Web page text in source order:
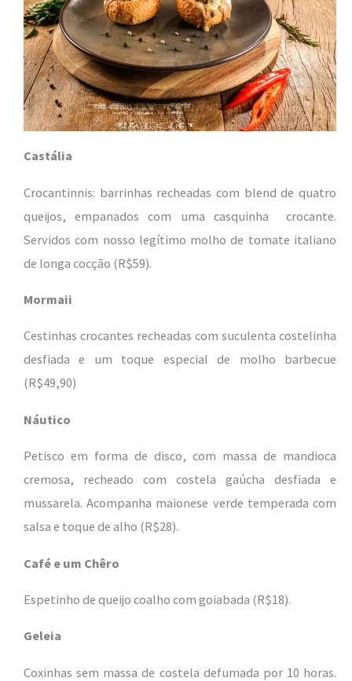
Castália
Crocantinnis: barrinhas recheadas com blend de quatro
queijos, empanados com uma casquinha crocante.
Servidos com nosso legítimo molho de tomate italiano
de longa cocção (R$59).
Mormaii
Cestinhas crocantes recheadas com suculenta costelinha
desfiada e um toque especial de molho barbecue
(R$49,90)
Náutico
Petisco em forma de disco, com massa de mandioca
cremosa, recheado com costela gaúcha desfiada e
mussarela. Acompanha maionese verde temperada com
salsa e toque de alho (R$28).
Café e um Chêro
Espetinho de queijo coalho com goiabada (R$18).
Geleia
Coxinhas sem massa de costela defumada por 10 horas.